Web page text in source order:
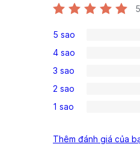
5
1
5-
star
review
5 sao
0
4-
star
reviews
4 sao
0
3-
star
3 sao
0
2-
reviews
2 sao
0
star
1 sao
Thêm đánh giá của